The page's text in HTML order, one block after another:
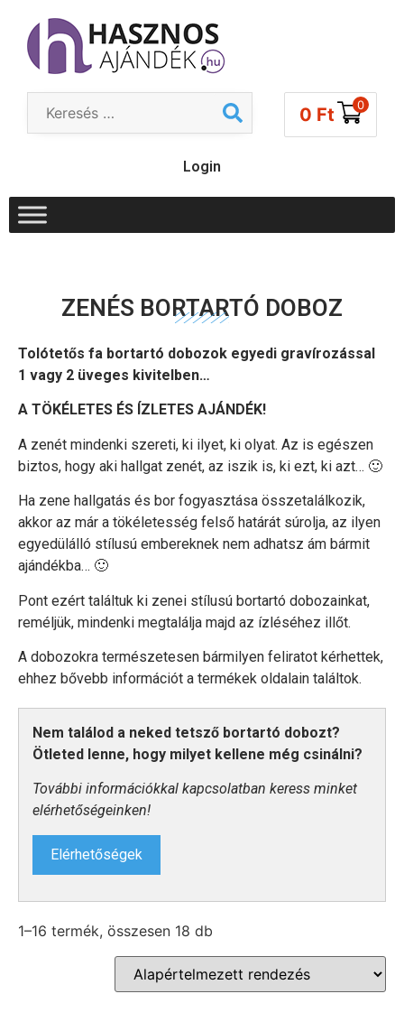
0 Ft 0
Login
ZENÉS BORTARTÓ DOBOZ
Tolótetős fa bortartó dobozok egyedi gravírozással
1 vagy 2 üveges kivitelben…
A TÖKÉLETES ÉS ÍZLETES AJÁNDÉK!
A zenét mindenki szereti, ki ilyet, ki olyat. Az is egészen
biztos, hogy aki hallgat zenét, az iszik is, ki ezt, ki azt… 🙂
Ha zene hallgatás és bor fogyasztása összetalálkozik,
akkor az már a tökéletesség felső határát súrolja, az ilyen
egyedülálló stílusú embereknek nem adhatsz ám bármit
ajándékba… 🙂
Pont ezért találtuk ki zenei stílusú bortartó dobozainkat,
reméljük, mindenki megtalálja majd az ízléséhez illőt.
A dobozokra természetesen bármilyen feliratot kérhettek,
ehhez bővebb információt a termékek oldalain találtok.
Nem találod a neked tetsző bortartó dobozt?
Ötleted lenne, hogy milyet kellene még csinálni?
További információkkal kapcsolatban keress minket
elérhetőségeinken!
Elérhetőségek
1–16 termék, összesen 18 db